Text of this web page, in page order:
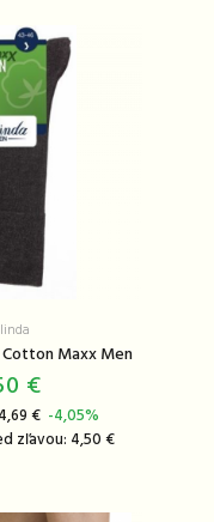
Maxx Men
€
€ -4,05%
zľavou: 4,50 €